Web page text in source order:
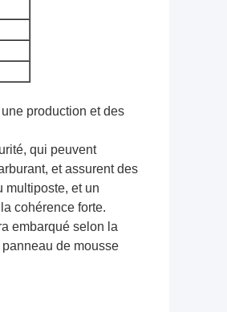
production et des
qui peuvent
et assurent des
multiposte, et un
cohérence forte.
embarqué selon la
de mousse